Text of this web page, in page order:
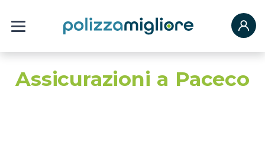
Assicurazioni a Paceco